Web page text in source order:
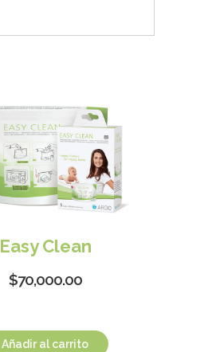
Easy Clean
$70,000.00
Añadir al carrito